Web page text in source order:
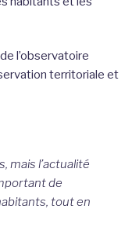
l’observatoire
territoriale et
mais l’actualité
de
tout en